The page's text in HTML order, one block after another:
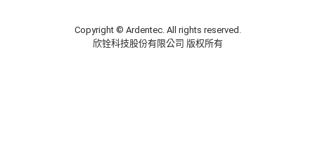
Copyright © Ardentec. All rights reserved.
欣铨科技股份有限公司 版权所有